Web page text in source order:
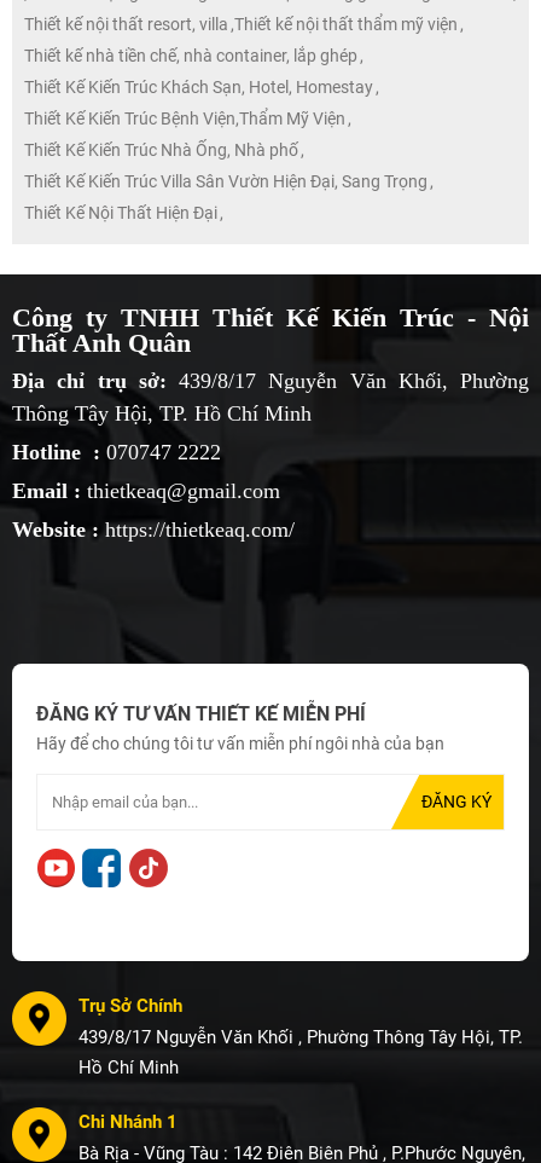
Thiết kế nội thất resort, villa ,Thiết kế nội thất thẩm mỹ viện ,
Thiết kế nhà tiền chế, nhà container, lắp ghép ,
Thiết Kế Kiến Trúc Khách Sạn, Hotel, Homestay,
Thiết Kế Kiến Trúc Bệnh Viện,Thẩm Mỹ Viện ,
Thiết Kế Kiến Trúc Nhà Ống, Nhà phố,
Thiết Kế Kiến Trúc Villa Sân Vườn Hiện Đại, Sang Trọng ,
Thiết Kế Nội Thất Hiện Đại,
Công ty TNHH Thiết Kế Kiến Trúc - Nội
Thất Anh Quân
Địa chỉ trụ sở: 439/8/17 Nguyễn Văn Khối, Phường
Thông Tây Hội, TP. Hồ Chí Minh
Hotline : 070747 2222
Email : thietkeaq@gmail.com
Website : https://thietkeaq.com/
ĐĂNG KÝ TƯ VẤN THIẾT KẾ MIỄN PHÍ
Hãy để cho chúng tôi tư vấn miễn phí ngôi nhà của bạn
Trụ Sở Chính
439/8/17 Nguyễn Văn Khối , Phường Thông Tây Hội, TP.
Hồ Chí Minh
Chi Nhánh 1
Bà Rịa - Vũng Tàu : 142 Điên Biên Phủ , P.Phước Nguyên,